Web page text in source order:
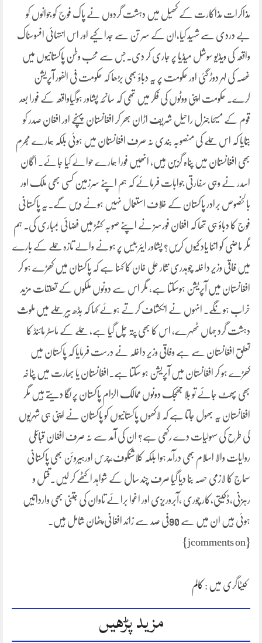
مذاکرات مذاکارت کے کھیل میں دہشت گردوں نے پاک فوج کو جوانوں کو
بے دردی سے شہید کیا،ان کے سر تن سے جدا کیے اور اس انتہائی افسوسناک
واقعہ کی ویڈیو سوشل میڈیا پر جاری کر دی۔جس سے محب وطن پاکستانیوں میں
غصہ کی لہر دوڑ گئی اور حکومت پر یہ دباؤ بھی بڑھا کہ حکومت فی الفور آپریشن
کرے۔ حکومت اپنی ووٹوں کی فکر میں تھی کہ سانحہ پشاور ہوگیاواقعہ کے فورا بعد
قوم کے مسیحا جنرل راحیل شریف اڑان بھر کر افغانستان پہنچے اور افغان صدر کو
بتایا کہ اس حملے کی منصوبہ بندی نہ صرف افغانستان میں ہوئی بلکہ ہمارے مجرم
بھی افغانستان میں پناہ گزین ہیں، انھیں فورا ہمارے حوالے کیا جائے۔ اگان
اسدر نے وہی سفارتی جوابات فرمائے کہ ہم اپنے سرزمین کسی بھی ملک اور
بالخصوص برادر پاکستان کے خلاف استعمال نہیں ہونے دیں گے۔یہ پاکستانی
فوج کا دباؤ ہی تھا کہ افغان فورسز نے اپنے صوبہ کنٹڑ میں فضائی بمباری کی۔ ہم
مگر ماضی کو اتنا یاد کیوں کریں؟ پشاور ایئر بیس پر ہونے والے تازہ حملے کے بارے
میں فاقی وزیر داخلہ چوہدری نثار علی خان کا کہنا ہے کہ پاکستان میں کھڑے ہو کر
افغانستان میں آپریشن ہوسکتا ہے، مگر اس سے دونوں ملکوں کے تعلقات مزید
خراب ہونگے۔ انہوں نے انکشاف کرتے ہوئے کہا کہ بڈھ بیر حملے میں ملوث
دہشت گرد جہاں ٹھہرے، اس کا بھی پتہ چل گیا ہے، حملے کے ماسٹر مائنڈ کا
تعلق افغانستان سے ہے وفاقی وزیر داخلہ نے درست فرمایا کہ پاکستان میں
کھڑے ہو کر افغانستان میں آپریشن ہو سکتا ہے۔افغانستان یا بھارت میں پٹاخہ
بھی پھٹ جائے تو بلا جھجک دونوں ممالک الزام پاکستان پر لگا دیتے ہیں مگر
افغانستان یہ بھول جاتا ہے کہ لاکھوں پاکستانیوں کو پاکستان نے اپنی ہی شہریوں
کی طرح کی سہولیات دے رکھی ہے؟ ان کی آمد سے نہ صرف افغان قبائلی
روایات والا اسلام بھی درآمد ہوا بلکہ کلاشنکوف،چرس اورہیروئن بھی پاکستانی
سماج کا لازمی حصہ بنا دیا گیا صرف چند سال کے شواہد اکٹھے کر لیں۔قتل و
رہزنی،ڈکیتی،کار چوری ،آبروریزی اور اغوا برائے تاوان کی جتنی بھی وارداتیں
ہوئی ہیں ان میں سے 90فی صد سے زائد افغانی پٹھان شامل ہیں۔
{jcomments on}
کیٹاگری میں : کالم
مزید پڑھیں